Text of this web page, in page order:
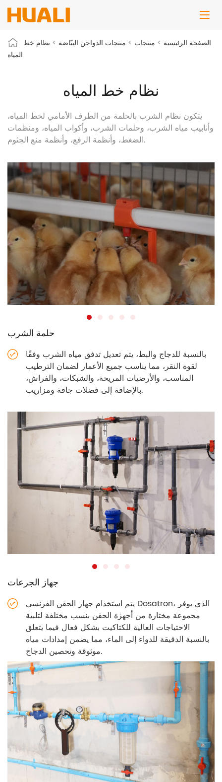
الصفحة الرئيسية > منتجات > منتجات الدواجن البيّاضة > نظام خط
المياه
نظام خط المياه
يتكون نظام الشرب بالحلمة من الطرف الأمامي لخط المياه،
وأنابيب مياه الشرب، وحلمات الشرب، وأكواب المياه، ومنظمات
الضغط، وأنظمة الرفع، وأنظمة منع الجثوم.
حلمة الشرب
بالنسبة للدجاج والبط، يتم تعديل تدفق مياه الشرب وفقًا
لقوة النقر، مما يناسب جميع الأعمار لضمان الترطيب
المناسب، والأرضيات المريحة، والشبكات، والفراش،
بالإضافة إلى فضلات جافة ومزاريب.
جهاز الجرعات
يتم استخدام جهاز الحقن الفرنسي Dosatron، الذي يوفر
مجموعة مختارة من أجهزة الحقن بنسب مختلفة لتلبية
الاحتياجات العالية للكتاكيت بشكل فعال فيما يتعلق
بالنسبة الدقيقة للدواء إلى الماء، مما يضمن إمدادات مياه
موثوقة وتحصين الدجاج.